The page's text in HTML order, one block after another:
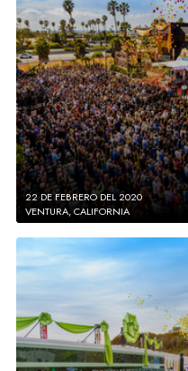
22 DE FEBRERO DEL 2020
VENTURA, CALIFORNIA